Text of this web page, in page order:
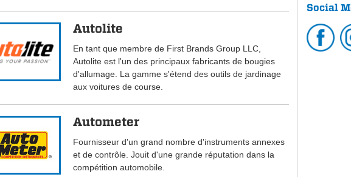
Autolite
En tant que membre de First Brands Group LLC,
Autolite est l'un des principaux fabricants de bougies
d'allumage. La gamme s'étend des outils de jardinage
aux voitures de course.
Autometer
Fournisseur d'un grand nombre d'instruments annexes
et de contrôle. Jouit d'une grande réputation dans la
compétition automobile.
Social